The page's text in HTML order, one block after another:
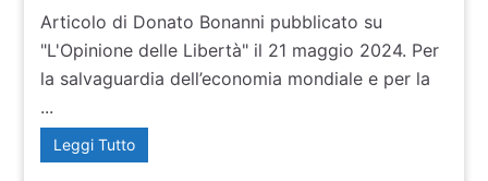
Articolo di Donato Bonanni pubblicato su
"L'Opinione delle Libertà" il 21 maggio 2024. Per
la salvaguardia dell’economia mondiale e per la
...
Leggi Tutto